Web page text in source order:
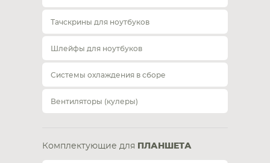
Тачскрины для ноутбуков
Шлейфы для ноутбуков
Системы охлаждения в сборе
Вентиляторы (кулеры)
Комплектующие для ПЛАНШЕТА